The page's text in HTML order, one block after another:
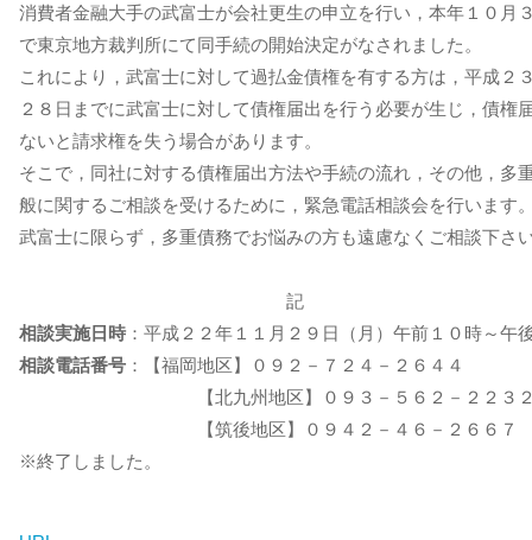
消費者金融大手の武富士が会社更生の申立を行い，本年１０月
で東京地方裁判所にて同手続の開始決定がなされました。
これにより，武富士に対して過払金債権を有する方は，平成２
２８日までに武富士に対して債権届出を行う必要が生じ，債権
ないと請求権を失う場合があります。
そこで，同社に対する債権届出方法や手続の流れ，その他，多
般に関するご相談を受けるために，緊急電話相談会を行います
武富士に限らず，多重債務でお悩みの方も遠慮なくご相談下さ
記
相談実施日時 ：平成２２年１１月２９日（月）午前１０時～午
相談電話番号 ：【福岡地区】０９２－７２４－２６４４
【北九州地区】０９３－５６２－２２３
【筑後地区】０９４２－４６－２６６７
※終了しました。